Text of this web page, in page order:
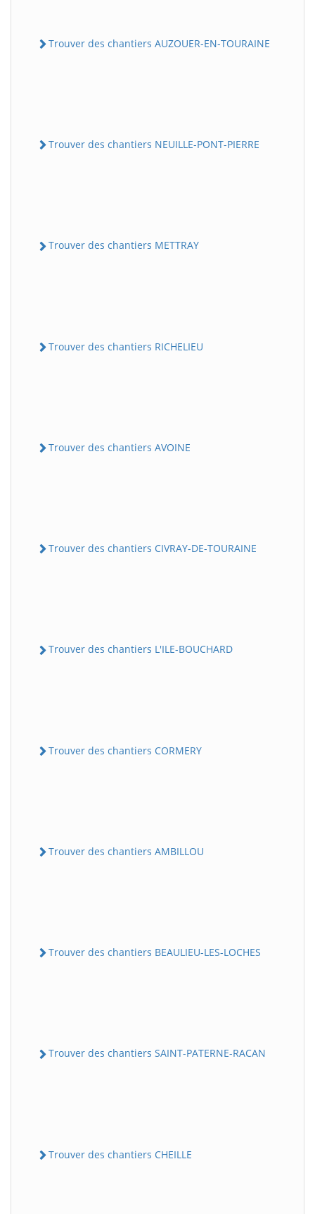
Trouver des chantiers AUZOUER-EN-TOURAINE
Trouver des chantiers NEUILLE-PONT-PIERRE
Trouver des chantiers METTRAY
Trouver des chantiers RICHELIEU
Trouver des chantiers AVOINE
Trouver des chantiers CIVRAY-DE-TOURAINE
Trouver des chantiers L'ILE-BOUCHARD
Trouver des chantiers CORMERY
Trouver des chantiers AMBILLOU
Trouver des chantiers BEAULIEU-LES-LOCHES
Trouver des chantiers SAINT-PATERNE-RACAN
Trouver des chantiers CHEILLE